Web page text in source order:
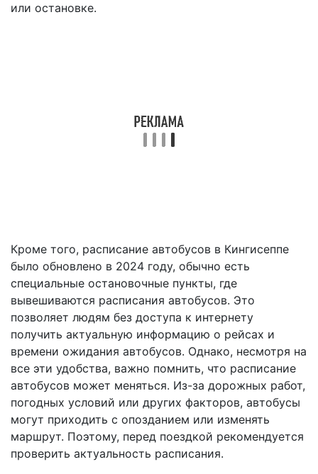
или остановке.
Кроме того, расписание автобусов в Кингисеппе
было обновлено в 2024 году, обычно есть
специальные остановочные пункты, где
вывешиваются расписания автобусов. Это
позволяет людям без доступа к интернету
получить актуальную информацию о рейсах и
времени ожидания автобусов. Однако, несмотря на
все эти удобства, важно помнить, что расписание
автобусов может меняться. Из-за дорожных работ,
погодных условий или других факторов, автобусы
могут приходить с опозданием или изменять
маршрут. Поэтому, перед поездкой рекомендуется
проверить актуальность расписания.